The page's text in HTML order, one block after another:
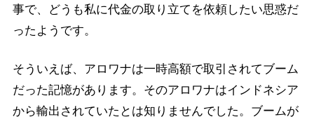
事で、どうも私に代金の取り立てを依頼したい思惑だ
ったようです。
そういえば、アロワナは一時高額で取引されてブーム
だった記憶があります。そのアロワナはインドネシア
から輸出されていたとは知りませんでした。ブームが